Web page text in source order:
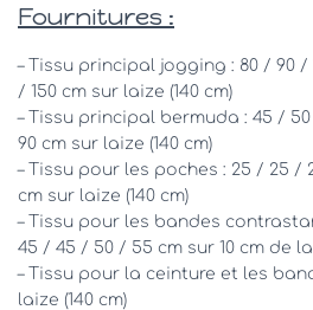
Fournitures :
– Tissu principal jogging : 80 / 90 /
/ 150 cm sur laize (140 cm)
– Tissu principal bermuda : 45 /
90 cm sur laize (140 cm)
– Tissu pour les poches : 25 / 25 /
cm sur laize (140 cm)
– Tissu pour les bandes
45 / 45 / 50 / 55 cm sur 10 cm de
– Tissu pour la ceinture et les
laize (140 cm)